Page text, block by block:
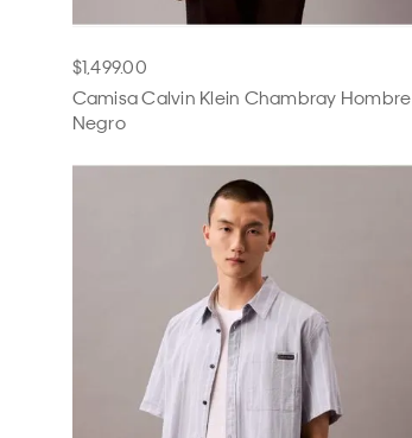
$1,499.00
Camisa Calvin Klein Chambray Hombre
Negro